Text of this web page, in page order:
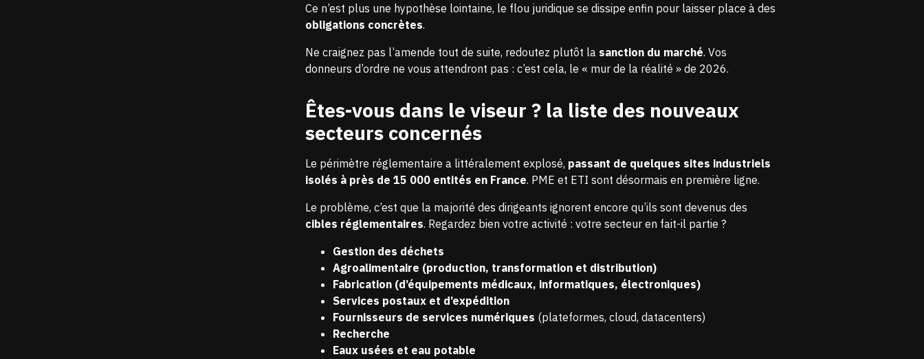
Ce n’est plus une hypothèse lointaine, le flou juridique se dissipe enfin pour laisser place à des
obligations concrètes.
Ne craignez pas l’amende tout de suite, redoutez plutôt la sanction du marché. Vos
donneurs d’ordre ne vous attendront pas : c’est cela, le « mur de la réalité » de 2026.
Êtes-vous dans le viseur ? la liste des nouveaux
secteurs concernés
Le périmètre réglementaire a littéralement explosé, passant de quelques sites industriels
isolés à près de 15 000 entités en France. PME et ETI sont désormais en première ligne.
Le problème, c’est que la majorité des dirigeants ignorent encore qu’ils sont devenus des
cibles réglementaires. Regardez bien votre activité : votre secteur en fait-il partie ?
Gestion des déchets
Agroalimentaire (production, transformation et distribution)
Fabrication (d’équipements médicaux, informatiques, électroniques)
Services postaux et d’expédition
Fournisseurs de services numériques (plateformes, cloud, datacenters)
Recherche
Eaux usées et eau potable